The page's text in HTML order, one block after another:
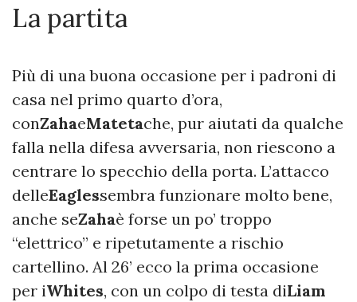
La partita
Più di una buona occasione per i padroni di
casa nel primo quarto d’ora,
conZahaeMatetache, pur aiutati da qualche
falla nella difesa avversaria, non riescono a
centrare lo specchio della porta. L’attacco
delleEaglessembra funzionare molto bene,
anche seZahaè forse un po’ troppo
“elettrico” e ripetutamente a rischio
cartellino. Al 26’ ecco la prima occasione
per iWhites, con un colpo di testa diLiam